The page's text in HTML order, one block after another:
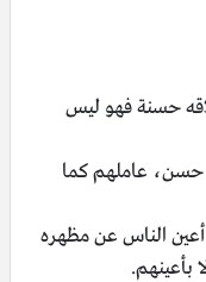
حسنة فهو ليس
عاملهم كما
الناس عن مظهره
بأعينهم.